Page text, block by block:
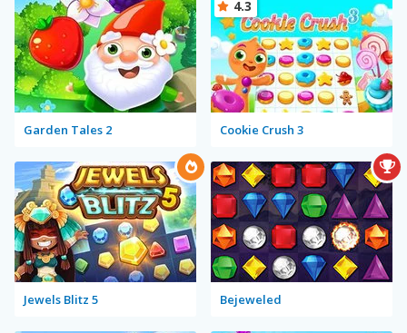
Garden Tales 2 Cookie Crush 3
4.3
Jewels Blitz 5 Bejeweled